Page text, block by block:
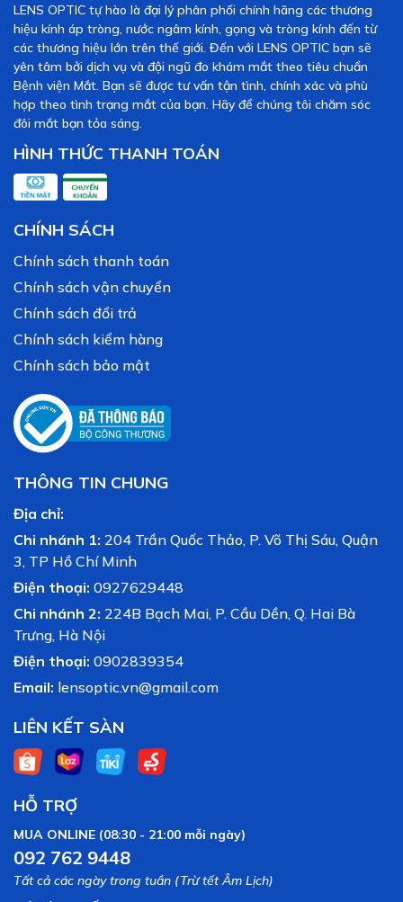
LENS OPTIC tự hào là đại lý phân phối chính hãng các thương
hiệu kính áp tròng, nước ngâm kính, gọng và tròng kính đến từ
các thương hiệu lớn trên thế giới. Đến với LENS OPTIC bạn sẽ
yên tâm bởi dịch vụ và đội ngũ đo khám mắt theo tiêu chuẩn
Bệnh viện Mắt. Bạn sẽ được tư vấn tận tình, chính xác và phù
hợp theo tình trạng mắt của bạn. Hãy để chúng tôi chăm sóc
đôi mắt bạn tỏa sáng.
HÌNH THỨC THANH TOÁN
CHÍNH SÁCH
Chính sách thanh toán
Chính sách vận chuyển
Chính sách đổi trả
Chính sách kiểm hàng
Chính sách bảo mật
THÔNG TIN CHUNG
Địa chỉ:
Chi nhánh 1: 204 Trần Quốc Thảo, P. Võ Thị Sáu, Quận
3, TP Hồ Chí Minh
Điện thoại: 0927629448
Chi nhánh 2: 224B Bạch Mai, P. Cầu Dền, Q. Hai Bà
Trưng, Hà Nội
Điện thoại: 0902839354
Email: lensoptic.vn@gmail.com
LIÊN KẾT SÀN
HỖ TRỢ
MUA ONLINE (08:30 - 21:00 mỗi ngày)
092 762 9448
Tất cả các ngày trong tuần (Trừ tết Âm Lịch)